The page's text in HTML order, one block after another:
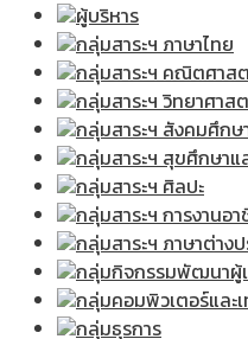
ผู้บริหาร
กลุ่มสาระฯ ภาษาไทย
กลุ่มสาระฯ คณิตศาส
กลุ่มสาระฯ วิทยาศาส
กลุ่มสาระฯ สังคมศึก
กลุ่มสาระฯ สุขศึกษา
กลุ่มสาระฯ ศิลปะ
กลุ่มสาระฯ การงานอ
กลุ่มสาระฯ ภาษาต่างป
กลุ่มกิจกรรมพัฒนาผู้
กลุ่มคอมพิวเตอร์และ
กลุ่มธุรการ